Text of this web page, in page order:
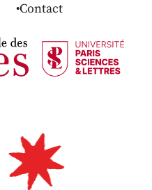
Contact